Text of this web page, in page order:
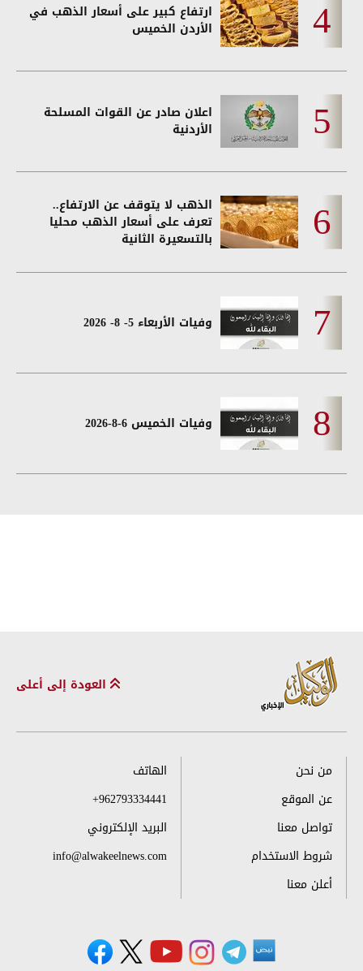
ارتفاع كبير على أسعار الذهب في
الأردن الخميس
اعلان صادر عن القوات المسلحة
الأردنية
الذهب لا يتوقف عن الارتفاع..
تعرف على أسعار الذهب محليا
بالتسعيرة الثانية
وفيات الأربعاء 5- 8- 2026
وفيات الخميس 6-8-2026
العودة إلى أعلى
من نحن
عن الموقع
تواصل معنا
شروط الاستخدام
أعلن معنا
الهاتف
+962793334441
البريد الإلكتروني
info@alwakeelnews.com